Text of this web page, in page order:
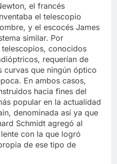
el francés
el telescopio
y el escocés James
similar. Por
conocidos
requerían de
curvas que ningún óptico
En ambos casos,
hacia fines del
popular en la actualidad
denominada así ya que
Schmidt agregó al
con la que logró
de ese tipo de